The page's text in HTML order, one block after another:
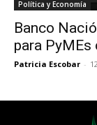
Política y Economía
Banco
para PyMEs
Patricia Escobar -